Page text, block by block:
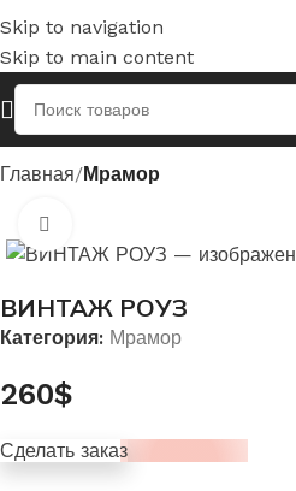
Skip to navigation
Skip to main content
Главная Мрамор
ВИНТАЖ РОУЗ
Категория: Мрамор
260$
Сделать заказ